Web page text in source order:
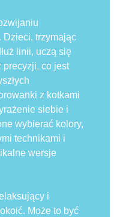
Dzieci, trzymając
linii, uczą się
precyzji, co jest
z kotkami
siebie i
wybierać kolory,
technikami i
wersje
i
Może to być